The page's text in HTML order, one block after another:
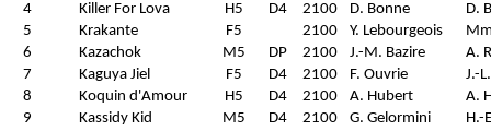
4
Killer For Lova H5 D4 2100 D. Bonne
D.
5
Krakante F5 2100 Y. Lebourgeois
6
Kazachok M5 DP 2100 J.-M. Bazire
A.
7
Kaguya Jiel F5 D4 2100 F. Ouvrie
J.-
8
Koquin d'Amour H5 D4 2100 A. Hubert
A.
9
Kassidy Kid M5 D4 2100 G. Gelormini
H.-